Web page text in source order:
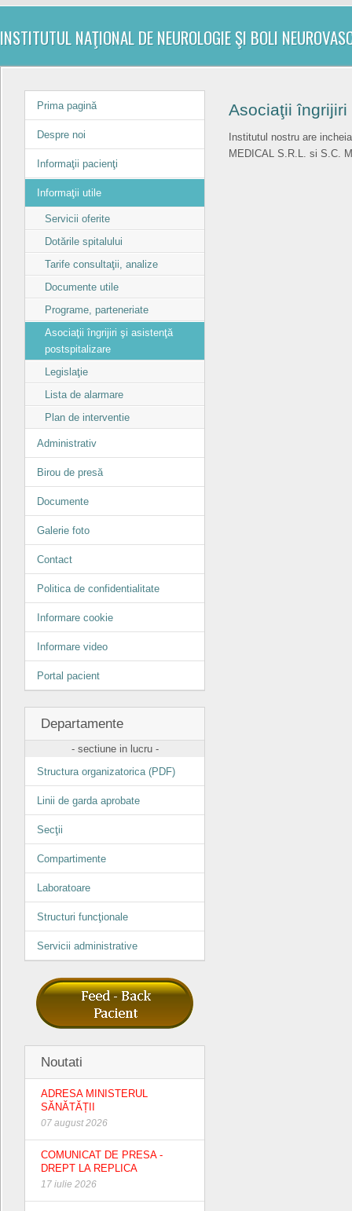
INSTITUTUL NAŢIONAL DE NEUROLOGIE ŞI BOLI
Prima pagină
Despre noi
Informaţii pacienţi
Informaţii utile
Servicii oferite
Dotările spitalului
Tarife consultaţii, analize
Documente utile
Programe, parteneriate
Asociaţii îngrijiri şi asistenţă
postspitalizare
Legislaţie
Lista de alarmare
Plan de interventie
Administrativ
Birou de presă
Documente
Galerie foto
Contact
Politica de confidentialitate
Informare cookie
Informare video
Portal pacient
Departamente
- sectiune in lucru -
Structura organizatorica (PDF)
Linii de garda aprobate
Secţii
Compartimente
Laboratoare
Structuri funcţionale
Servicii administrative
Noutati
ADRESA MINISTERUL
SĂNĂTĂȚII
07 august 2026
COMUNICAT DE PRESA -
DREPT LA REPLICA
17 iulie 2026
Asociaţii
Institutul nostru are
MEDICAL S.R.L. si S.C.